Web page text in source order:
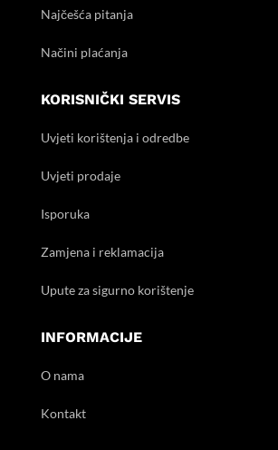
Najčešća pitanja
Načini plaćanja
KORISNIČKI SERVIS
Uvjeti korištenja i odredbe
Uvjeti prodaje
Isporuka
Zamjena i reklamacija
Upute za sigurno korištenje
INFORMACIJE
O nama
Kontakt